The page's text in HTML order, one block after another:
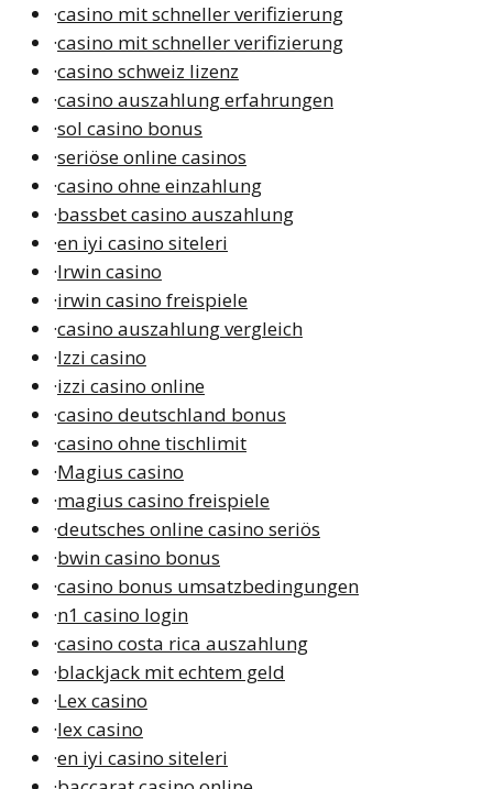
·casino mit schneller verifizierung
·casino mit schneller verifizierung
·casino schweiz lizenz
·casino auszahlung erfahrungen
·sol casino bonus
·seriöse online casinos
·casino ohne einzahlung
·bassbet casino auszahlung
·en iyi casino siteleri
·Irwin casino
·irwin casino freispiele
·casino auszahlung vergleich
·Izzi casino
·izzi casino online
·casino deutschland bonus
·casino ohne tischlimit
·Magius casino
·magius casino freispiele
·deutsches online casino seriös
·bwin casino bonus
·casino bonus umsatzbedingungen
·n1 casino login
·casino costa rica auszahlung
·blackjack mit echtem geld
·Lex casino
·lex casino
·en iyi casino siteleri